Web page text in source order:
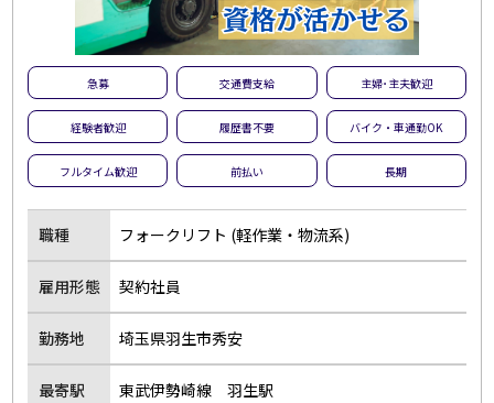
急募 交通費支給 主婦･主夫歓迎
経験者歓迎 履歴書不要 バイク・車通勤OK
フルタイム歓迎 前払い 長期
職種 フォークリフト (軽作業・物流系)
雇用形態 契約社員
勤務地 埼玉県羽生市秀安
最寄駅 東武伊勢崎線 羽生駅